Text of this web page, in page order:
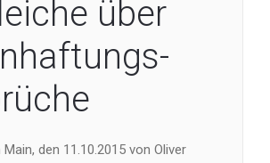
über
den 11.10.2015 von Oliver